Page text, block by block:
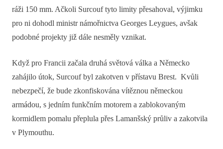
ráži 150 mm. Ačkoli Surcouf tyto limity přesahoval, výjimku
pro ni dohodl ministr námořnictva Georges Leygues, avšak
podobné projekty již dále nesměly vznikat.
Když pro Francii začala druhá světová válka a Německo
zahájilo útok, Surcouf byl zakotven v přístavu Brest. Kvůli
nebezpečí, že bude zkonfiskována vítěznou německou
armádou, s jedním funkčním motorem a zablokovaným
kormidlem pomalu přeplula přes Lamanšský průliv a zakotvila
v Plymouthu.